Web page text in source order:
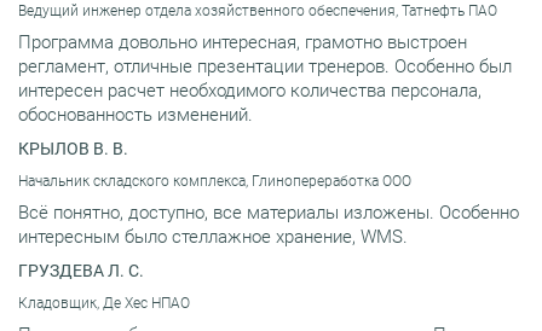
Ведущий инженер отдела хозяйственного обеспечения, Татнефть ПАО
Программа довольно интересная, грамотно выстроен
регламент, отличные презентации тренеров. Особенно был
интересен расчет необходимого количества персонала,
обоснованность изменений.
КРЫЛОВ В. В.
Начальник складского комплекса, Глинопереработка ООО
Всё понятно, доступно, все материалы изложены. Особенно
интересным было стеллажное хранение, WMS.
ГРУЗДЕВА Л. С.
Кладовщик, Де Хес НПАО